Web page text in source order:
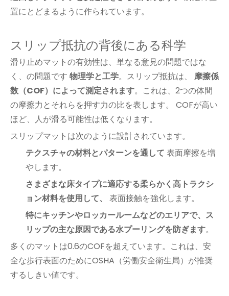
置にとどまるように作られています。
スリップ抵抗の背後にある科学
滑り止めマットの有効性は、単なる意見の問題ではな
く、の問題です 物理学と工学。スリップ抵抗は、 摩擦係
数（COF）によって測定されます。これは、2つの体間
の摩擦力とそれらを押す力の比を表します。 COFが高い
ほど、人が滑る可能性は低くなります。
スリップマットは次のように設計されています。
テクスチャの材料とパターンを通して 表面摩擦を増
やします。
さまざまな床タイプに適応する柔らかく高トラクシ
ョン材料を使用して、
表面接触を強化します。
特にキッチンやロッカールームなどのエリアで、ス
リップの主な原因である水プーリングを防ぎます。
多くのマットは0.6のCOFを超えています。これは、安
全な歩行表面のためにOSHA（労働安全衛生局）が推奨
するしきい値です。